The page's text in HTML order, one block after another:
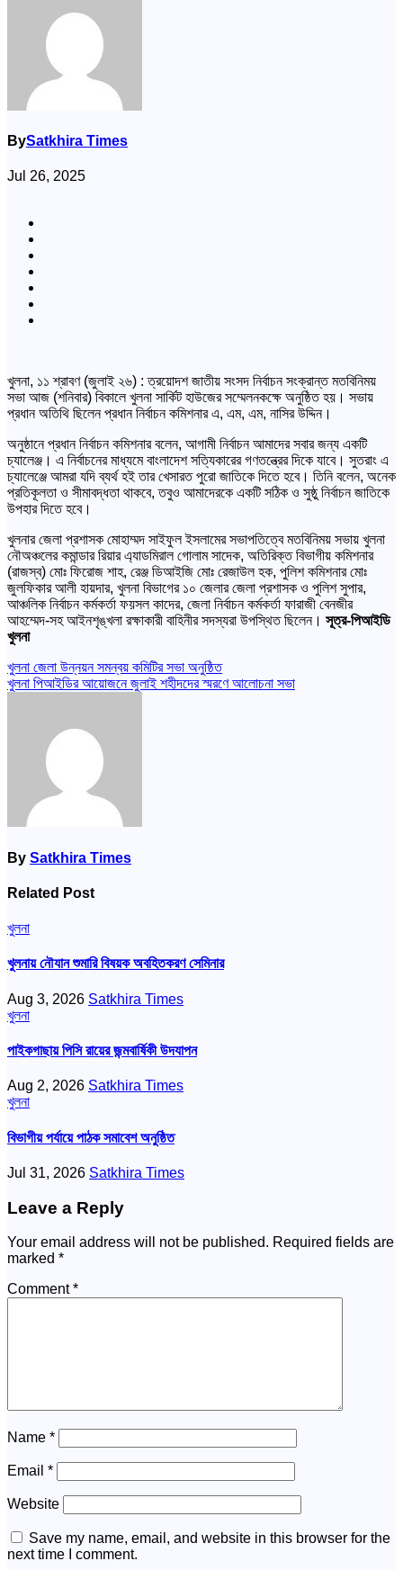
BySatkhira Times
Jul 26, 2025
খুলনা, ১১ শ্রাবণ (জুলাই ২৬) : ত্রয়োদশ জাতীয় সংসদ নির্বাচন সংক্রান্ত মতবিনিময়
সভা আজ (শনিবার) বিকালে খুলনা সার্কিট হাউজের সম্মেলনকক্ষে অনুষ্ঠিত হয়। সভায়
প্রধান অতিথি ছিলেন প্রধান নির্বাচন কমিশনার এ, এম, এম, নাসির উদ্দিন।
অনুষ্ঠানে প্রধান নির্বাচন কমিশনার বলেন, আগামী নির্বাচন আমাদের সবার জন্য একটি
চ্যালেঞ্জ। এ নির্বাচনের মাধ্যমে বাংলাদেশ সত্যিকারের গণতন্ত্রের দিকে যাবে। সুতরাং এ
চ্যালেঞ্জে আমরা যদি ব্যর্থ হই তার খেসারত পুরো জাতিকে দিতে হবে। তিনি বলেন, অনেক
প্রতিকূলতা ও সীমাবদ্ধতা থাকবে, তবুও আমাদেরকে একটি সঠিক ও সুষ্ঠু নির্বাচন জাতিকে
উপহার দিতে হবে।
খুলনার জেলা প্রশাসক মোহাম্মদ সাইফুল ইসলামের সভাপতিত্বে মতবিনিময় সভায় খুলনা
নৌঅঞ্চলের কমান্ডার রিয়ার এ্যাডমিরাল গোলাম সাদেক, অতিরিক্ত বিভাগীয় কমিশনার
(রাজস্ব) মোঃ ফিরোজ শাহ, রেঞ্জ ডিআইজি মোঃ রেজাউল হক, পুলিশ কমিশনার মোঃ
জুলফিকার আলী হায়দার, খুলনা বিভাগের ১০ জেলার জেলা প্রশাসক ও পুলিশ সুপার,
আঞ্চলিক নির্বাচন কর্মকর্তা ফয়সল কাদের, জেলা নির্বাচন কর্মকর্তা ফারাজী বেনজীর
আহম্মেদ-সহ আইনশৃঙ্খলা রক্ষাকারী বাহিনীর সদস্যরা উপস্থিত ছিলেন। সূত্র-পিআইডি
খুলনা
Post
navigation
খুলনা জেলা উন্নয়ন সমন্বয় কমিটির সভা অনুষ্ঠিত
খুলনা পিআইডির আয়োজনে জুলাই শহীদদের স্মরণে আলোচনা সভা
By Satkhira Times
Related Post
খুলনা
খুলনায় নৌযান শুমারি বিষয়ক অবহিতকরণ সেমিনার
Aug 3, 2026 Satkhira Times
খুলনা
পাইকগাছায় পিসি রায়ের জন্মবার্ষিকী উদযাপন
Aug 2, 2026 Satkhira Times
খুলনা
বিভাগীয় পর্যায়ে পাঠক সমাবেশ অনুষ্ঠিত
Jul 31, 2026 Satkhira Times
Leave a Reply
Your email address will not be published. Required fields are
marked *
Comment*
Name *
Email *
Website
Save my name, email, and website in this browser for the
next time I comment.